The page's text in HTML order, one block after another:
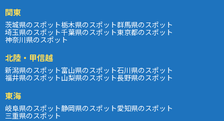
関東
茨城県のスポット栃木県のスポット群馬県のスポット
埼玉県のスポット千葉県のスポット東京都のスポット
神奈川県のスポット
北陸・甲信越
新潟県のスポット富山県のスポット石川県のスポット
福井県のスポット山梨県のスポット長野県のスポット
東海
岐阜県のスポット静岡県のスポット愛知県のスポット
三重県のスポット